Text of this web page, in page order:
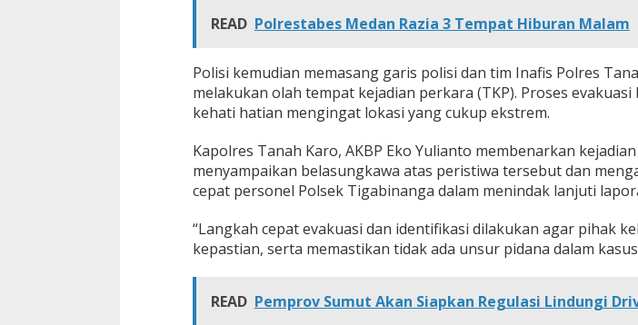
READ Polrestabes Medan Razia 3 Tempat Hiburan Malam
Polisi kemudian memasang garis polisi dan tim Inafis Polres
melakukan olah tempat kejadian perkara (TKP). Proses
kehati hatian mengingat lokasi yang cukup ekstrem.
Kapolres Tanah Karo, AKBP Eko Yulianto membenarkan
menyampaikan belasungkawa atas peristiwa tersebut dan
cepat personel Polsek Tigabinanga dalam menindak lanjuti
“Langkah cepat evakuasi dan identifikasi dilakukan agar pihak
kepastian, serta memastikan tidak ada unsur pidana dalam
READ Pemprov Sumut Akan Siapkan Regulasi Lindungi